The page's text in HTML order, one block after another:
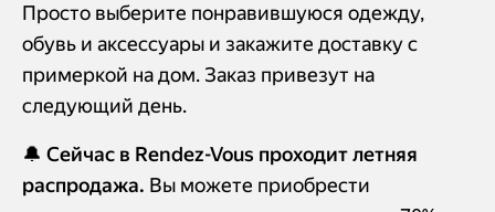
Просто выберите понравившуюся одежду,
обувь и аксессуары и закажите доставку с
примеркой на дом. Заказ привезут на
следующий день.
🔔 Сейчас в Rendez-Vous проходит летняя
распродажа. Вы можете приобрести